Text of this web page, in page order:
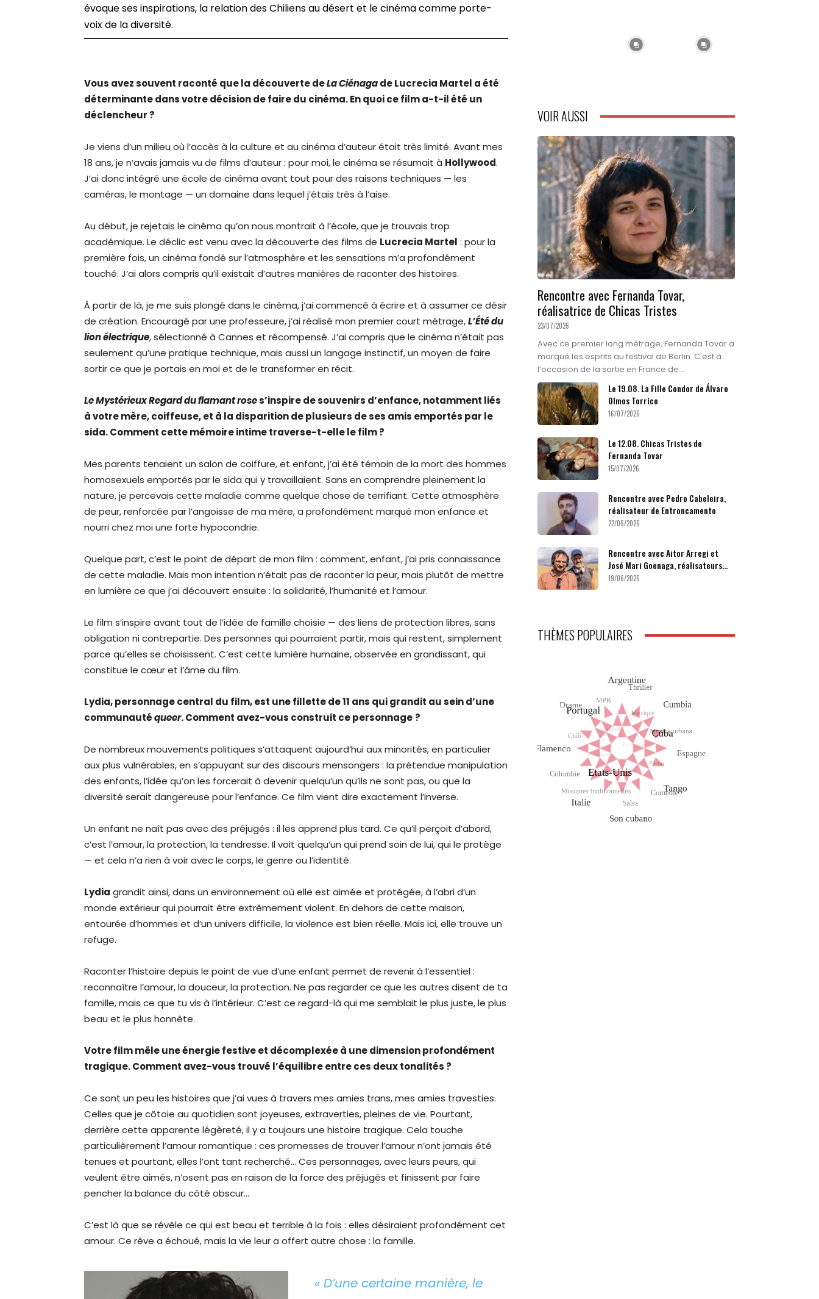
évoque ses inspirations, la relation des Chiliens au désert et le cinéma comme porte-
voix de la diversité.
Vous avez souvent raconté que la découverte deLa Ciénagade Lucrecia Martel a été
déterminante dans votre décision de faire du cinéma. En quoi ce film a-t-il été un
déclencheur ?
Je viens d’un milieu où l’accès à la culture et au cinéma d’auteur était très limité. Avant mes
18 ans, je n’avais jamais vu de films d’auteur : pour moi, le cinéma se résumait à Hollywood.
J’ai donc intégré une école de cinéma avant tout pour des raisons techniques — les
caméras, le montage — un domaine dans lequel j’étais très à l’aise.
Au début, je rejetais le cinéma qu’on nous montrait à l’école, que je trouvais trop
académique. Le déclic est venu avec la découverte des films de Lucrecia Martel : pour la
première fois, un cinéma fondé sur l’atmosphère et les sensations m’a profondément
touché. J’ai alors compris qu’il existait d’autres manières de raconter des histoires.
À partir de là, je me suis plongé dans le cinéma, j’ai commencé à écrire et à assumer ce désir
de création. Encouragé par une professeure, j’ai réalisé mon premier court métrage,L’Été du
lion électrique, sélectionné à Cannes et récompensé. J’ai compris que le cinéma n’était pas
seulement qu’une pratique technique, mais aussi un langage instinctif, un moyen de faire
sortir ce que je portais en moi et de le transformer en récit.
Le Mystérieux Regard du flamant roses’inspire de souvenirs d’enfance, notamment liés
à votre mère, coiffeuse, et à la disparition de plusieurs de ses amis emportés par le
sida. Comment cette mémoire intime traverse-t-elle le film ?
Mes parents tenaient un salon de coiffure, et enfant, j’ai été témoin de la mort des hommes
homosexuels emportés par le sida qui y travaillaient. Sans en comprendre pleinement la
nature, je percevais cette maladie comme quelque chose de terrifiant. Cette atmosphère
de peur, renforcée par l’angoisse de ma mère, a profondément marqué mon enfance et
nourri chez moi une forte hypocondrie.
Quelque part, c’est le point de départ de mon film : comment, enfant, j’ai pris connaissance
de cette maladie. Mais mon intention n’était pas de raconter la peur, mais plutôt de mettre
en lumière ce que j’ai découvert ensuite : la solidarité, l’humanité et l’amour.
Le film s’inspire avant tout de l’idée de famille choisie — des liens de protection libres, sans
obligation ni contrepartie. Des personnes qui pourraient partir, mais qui restent, simplement
parce qu’elles se choisissent. C’est cette lumière humaine, observée en grandissant, qui
constitue le cœur et l’âme du film.
Lydia, personnage central du film, est une fillette de 11 ans qui grandit au sein d’une
communautéqueer. Comment avez-vous construit ce personnage ?
De nombreux mouvements politiques s’attaquent aujourd’hui aux minorités, en particulier
aux plus vulnérables, en s’appuyant sur des discours mensongers : la prétendue manipulation
des enfants, l’idée qu’on les forcerait à devenir quelqu’un qu’ils ne sont pas, ou que la
diversité serait dangereuse pour l’enfance. Ce film vient dire exactement l’inverse.
Un enfant ne naît pas avec des préjugés : il les apprend plus tard. Ce qu’il perçoit d’abord,
c’est l’amour, la protection, la tendresse. Il voit quelqu’un qui prend soin de lui, qui le protège
— et cela n’a rien à voir avec le corps, le genre ou l’identité.
Lydia grandit ainsi, dans un environnement où elle est aimée et protégée, à l’abri d’un
monde extérieur qui pourrait être extrêmement violent. En dehors de cette maison,
entourée d’hommes et d’un univers difficile, la violence est bien réelle. Mais ici, elle trouve un
refuge.
Raconter l’histoire depuis le point de vue d’une enfant permet de revenir à l’essentiel :
reconnaître l’amour, la douceur, la protection. Ne pas regarder ce que les autres disent de ta
famille, mais ce que tu vis à l’intérieur. C’est ce regard-là qui me semblait le plus juste, le plus
beau et le plus honnête.
Votre film mêle une énergie festive et décomplexée à une dimension profondément
tragique. Comment avez-vous trouvé l’équilibre entre ces deux tonalités ?
Ce sont un peu les histoires que j’ai vues à travers mes amies trans, mes amies travesties.
Celles que je côtoie au quotidien sont joyeuses, extraverties, pleines de vie. Pourtant,
derrière cette apparente légèreté, il y a toujours une histoire tragique. Cela touche
particulièrement l’amour romantique : ces promesses de trouver l’amour n’ont jamais été
tenues et pourtant, elles l’ont tant recherché… Ces personnages, avec leurs peurs, qui
veulent être aimés, n’osent pas en raison de la force des préjugés et finissent par faire
pencher la balance du côté obscur…
C’est là que se révèle ce qui est beau et terrible à la fois : elles désiraient profondément cet
amour. Ce rêve a échoué, mais la vie leur a offert autre chose : la famille.
« D’une certaine manière, le
VOIR AUSSI
Rencontre avec Fernanda Tovar,
réalisatrice de Chicas Tristes
23/07/2026
Avec ce premier long métrage, Fernanda Tovar a
marqué les esprits au festival de Berlin. C'est à
l’occasion de la sortie en France de...
Le 19.08. La Fille Condor de Álvaro
Olmos Torrico
16/07/2026
Le 12.08. Chicas Tristes de
Fernanda Tovar
15/07/2026
Rencontre avec Pedro Cabeleira,
réalisateur de Entroncamento
22/06/2026
Rencontre avec Aitor Arregi et
José Mari Goenaga, réalisateurs...
19/06/2026
THÈMES POPULAIRES